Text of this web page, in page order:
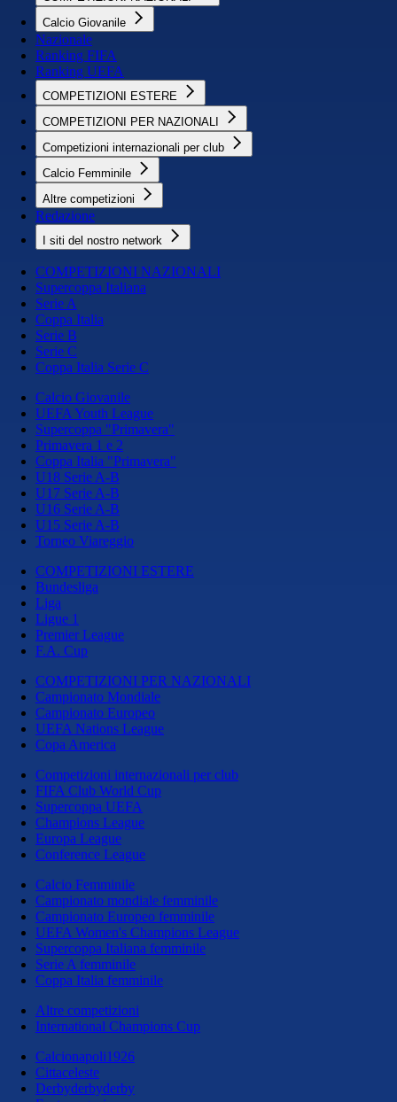
Calcio Giovanile
Nazionale
Ranking FIFA
Ranking UEFA
COMPETIZIONI ESTERE
COMPETIZIONI PER NAZIONALI
Competizioni internazionali per club
Calcio Femminile
Altre competizioni
Redazione
I siti del nostro network
COMPETIZIONI NAZIONALI
Supercoppa Italiana
Serie A
Coppa Italia
Serie B
Serie C
Coppa Italia Serie C
Calcio Giovanile
UEFA Youth League
Supercoppa "Primavera"
Primavera 1 e 2
Coppa Italia "Primavera"
U18 Serie A-B
U17 Serie A-B
U16 Serie A-B
U15 Serie A-B
Torneo Viareggio
COMPETIZIONI ESTERE
Bundesliga
Liga
Ligue 1
Premier League
F.A. Cup
COMPETIZIONI PER NAZIONALI
Campionato Mondiale
Campionato Europeo
UEFA Nations League
Copa America
Competizioni internazionali per club
FIFA Club World Cup
Supercoppa UEFA
Champions League
Europa League
Conference League
Calcio Femminile
Campionato mondiale femminile
Campionato Europeo femminile
UEFA Women's Champions League
Supercoppa Italiana femminile
Serie A femminile
Coppa Italia femminile
Altre competizioni
International Champions Cup
Calcionapoli1926
Cittaceleste
Derbyderbyderby